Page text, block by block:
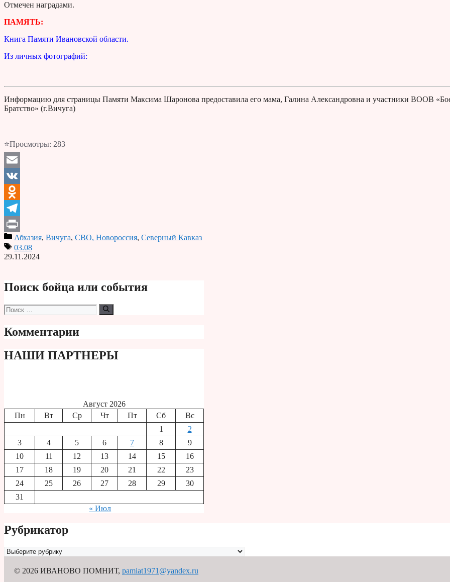
Отмечен наградами.
ПАМЯТЬ:
Книга Памяти Ивановской области.
Из личных фотографий:
Информацию для страницы Памяти Максима Шаронова предоставила его мама, Галина Александровна и участники ВООВ
Братство» (г.Вичуга)
⭐Просмотры: 283
Email
VK
Odnoklassniki
Telegram
PrintАбхазия, Вичуга, СВО, Новороссия, Северный Кавказ
03.08
29.11.2024
Поиск бойца или события
Поиск:
Комментарии
НАШИ ПАРТНЕРЫ
Август 2026
Пн
Вт Ср Чт Пт Сб
Вс
1
2
3
4 5 6 7 8
9
10
11 12 13 14 15
16
17
18 19 20 21 22
23
24
25 26 27 28 29
30
31
« Июл
Рубрикатор
Рубрикатор
© 2026 ИВАНОВО ПОМНИТ, pamiat1971@yandex.ru